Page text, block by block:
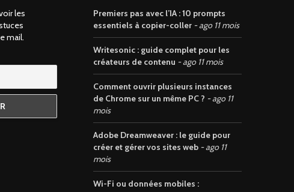
les
mail.
Premiers pas avec l’IA : 10 prompts
essentiels à copier-coller
ago 11 mois
Writesonic : guide complet pour les
créateurs de contenu
ago 11 mois
Comment ouvrir plusieurs instances
de Chrome sur un même PC ?
ago 11
mois
Adobe Dreamweaver : le guide pour
créer et gérer vos sites web
ago 11
mois
Wi-Fi ou données mobiles :